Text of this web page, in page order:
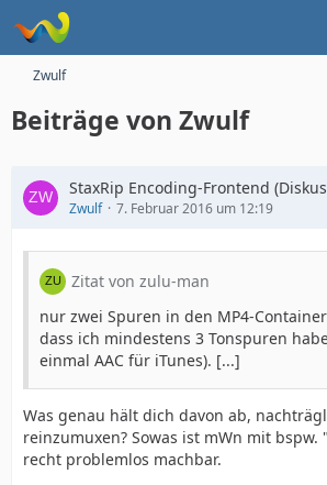
Zwulf
Beiträge von Zwulf
StaxRip Encoding-Frontend
Zwulf 7. Februar 2016 um 12:19
Zitat von zulu-man
nur zwei Spuren in den MP4-
dass ich mindestens 3 Tonspuren
einmal AAC für iTunes). [...]
Was genau hält dich davon ab,
reinzumuxen? Sowas ist mWn mit bspw.
recht problemlos machbar.